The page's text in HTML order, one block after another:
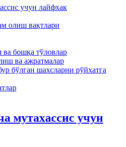
учун лайфхак
олиш вақтлари
бошқа тўловлар
ва ажратмалар
бўлган шахсларни рўйхатга
мутахассис учун